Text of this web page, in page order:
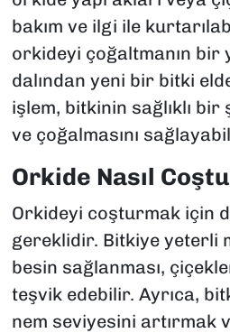
bakım ve ilgi ile
orkideyi çoğaltmanın bir
dalından yeni bir bitki
işlem, bitkinin sağlıklı
ve çoğalmasını
Orkide Nasıl
Orkideyi coşturmak için
gereklidir. Bitkiye yeterli
besin sağlanması,
teşvik edebilir. Ayrıca,
nem seviyesini artırmak